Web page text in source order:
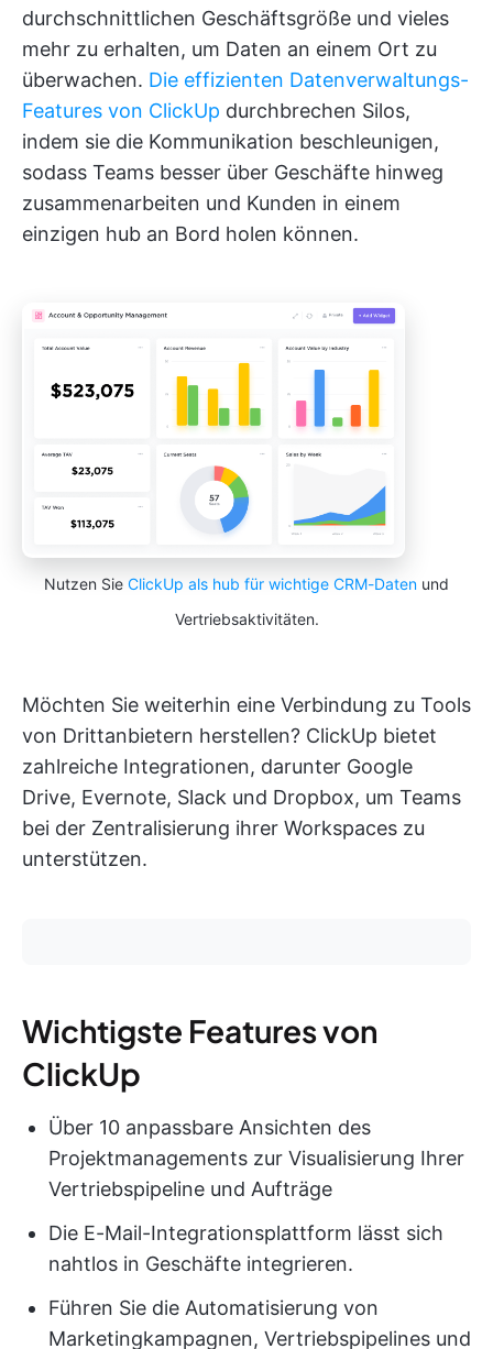
durchschnittlichen Geschäftsgröße und vieles
mehr zu erhalten, um Daten an einem Ort zu
überwachen. Die effizienten Datenverwaltungs-
Features von ClickUp durchbrechen Silos,
indem sie die Kommunikation beschleunigen,
sodass Teams besser über Geschäfte hinweg
zusammenarbeiten und Kunden in einem
einzigen hub an Bord holen können.
Nutzen Sie ClickUp als hub für wichtige CRM-Daten und
Vertriebsaktivitäten.
Möchten Sie weiterhin eine Verbindung zu Tools
von Drittanbietern herstellen? ClickUp bietet
zahlreiche Integrationen, darunter Google
Drive, Evernote, Slack und Dropbox, um Teams
bei der Zentralisierung ihrer Workspaces zu
unterstützen.
Wichtigste Features von
ClickUp
Über 10 anpassbare Ansichten des
Projektmanagements zur Visualisierung Ihrer
Vertriebspipeline und Aufträge
Die E-Mail-Integrationsplattform lässt sich
nahtlos in Geschäfte integrieren.
Führen Sie die Automatisierung von
Marketingkampagnen, Vertriebspipelines und